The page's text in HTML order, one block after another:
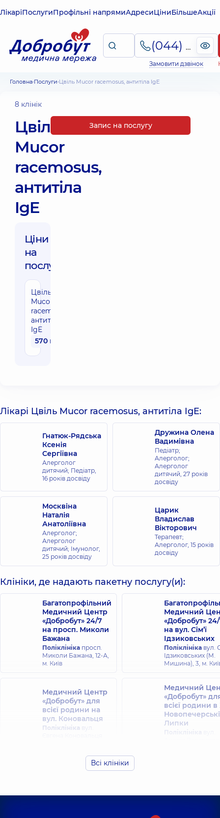
ЛікаріПослугиПрофільні напрямиАдресиЦіниБільшеАкції
(044) 495-2-888
Замовити дзвінок
Головна Послуги Цвіль Mucor racemosus, антитіла IgE
8 клінік
Цвіль
Mucor
racemosus,
антитіла
IgE
Ціни
на
послуги:
Цвіль
Mucor
racemosus,
антитіла
IgE
570 грн
Запис на послугу
Лікарі Цвіль Mucor racemosus, антитіла IgE:
Гнатюк-Рядська
Ксенія
Сергіївна
Алерголог
дитячий; Педіатр,
16 років досвіду
Дружина Олена
Вадимівна
Педіатр;
Алерголог;
Алерголог
дитячий, 27 років
досвіду
Москвіна
Наталія
Анатоліївна
Алерголог;
Алерголог
дитячий; Імунолог,
25 років досвіду
Царик
Владислав
Вікторович
Терапевт;
Алерголог, 15 років
досвіду
Клініки, де надають пакетну послугу(и):
Багатопрофільний
Медичний Центр
«Добробут» 24/7
на просп. Миколи
Бажана
Поліклініка просп.
Миколи Бажана, 12-А,
м. Київ
Медичний
«Добробут»
на вул. Сім’ї
Ідзиковських
Поліклініка вул.
Ідзиковських (М.
Мишина), 3, м.
Медичний Центр
«Добробут» для
всієї родини на
вул. Коновальця
Поліклініка вул.
Медичний
«Добробут»
всієї родини
Новопечерські
Липки
Поліклініка
всієї родини на
Всі клініки